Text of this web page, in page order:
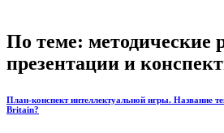
По теме: методические
презентации и
План-конспект интеллектуальной игры. Название
Britain?